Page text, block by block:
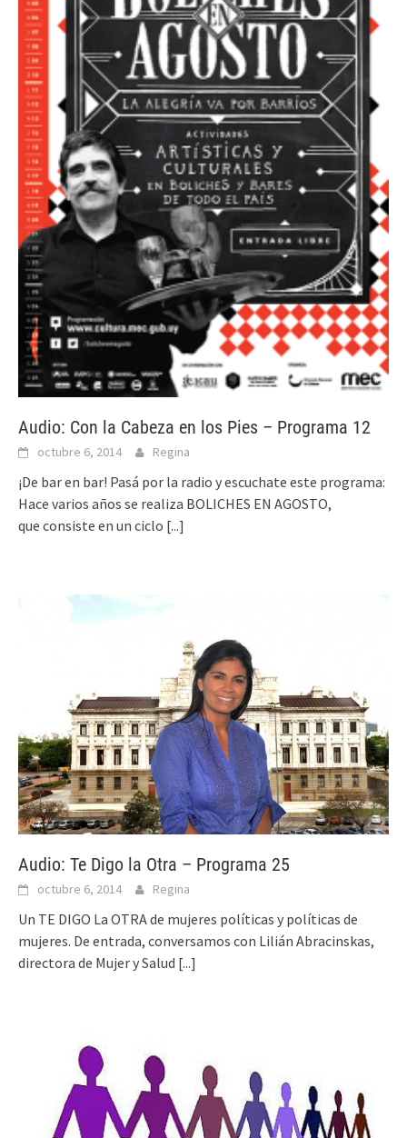
Audio: Con la Cabeza en los Pies – Programa 12
octubre 6, 2014 Regina
¡De bar en bar! Pasá por la radio y escuchate este programa:
Hace varios años se realiza BOLICHES EN AGOSTO,
que consiste en un ciclo [...]
Audio: Te Digo la Otra – Programa 25
octubre 6, 2014 Regina
Un TE DIGO La OTRA de mujeres políticas y políticas de
mujeres. De entrada, conversamos con Lilián Abracinskas,
directora de Mujer y Salud [...]